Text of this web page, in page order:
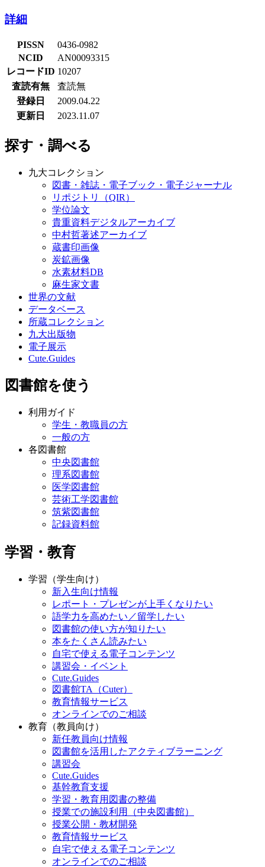
詳細
PISSN
0436-0982
NCID
AN00093315
レコードID 10207
査読有無
査読無
登録日
2009.04.22
更新日
2023.11.07
探す・調べる
九大コレクション
図書・雑誌・電子ブック・電子ジャーナル
リポジトリ（QIR）
学位論文
貴重資料デジタルアーカイブ
中村哲著述アーカイブ
蔵書印画像
炭鉱画像
水素材料DB
麻生家文書
世界の文献
データベース
所蔵コレクション
九大出版物
電子展示
Cute.Guides
図書館を使う
利用ガイド
学生・教職員の方
一般の方
各図書館
中央図書館
理系図書館
医学図書館
芸術工学図書館
筑紫図書館
記録資料館
学習・教育
学習（学生向け）
新入生向け情報
レポート・プレゼンが上手くなりたい
語学力を高めたい／留学したい
図書館の使い方が知りたい
本をたくさん読みたい
自宅で使える電子コンテンツ
講習会・イベント
Cute.Guides
図書館TA（Cuter）
教育情報サービス
オンラインでのご相談
教育（教員向け）
新任教員向け情報
図書館を活用したアクティブラーニング
講習会
Cute.Guides
基幹教育支援
学習・教育用図書の整備
授業での施設利用（中央図書館）
授業公開・教材開発
教育情報サービス
自宅で使える電子コンテンツ
オンラインでのご相談